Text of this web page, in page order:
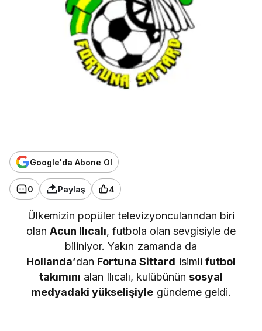
Google'da Abone Ol
0 Paylaş 4
Ülkemizin popüler televizyoncularından biri
olan Acun Ilıcalı, futbola olan sevgisiyle de
biliniyor. Yakın zamanda da
Hollanda’dan Fortuna Sittard isimli futbol
takımını alan Ilıcalı, kulübününsosyal
medyadaki yükselişiyle gündeme geldi.